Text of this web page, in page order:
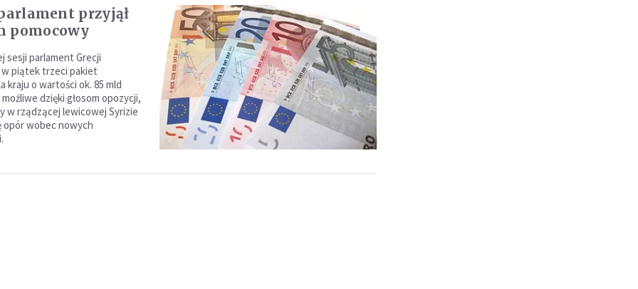
przyjął
pomocowy
sesji parlament Grecji
w piątek trzeci pakiet
kraju o wartości ok. 85 mld
dzięki głosom opozycji,
w rządzącej lewicowej Syrizie
opór wobec nowych